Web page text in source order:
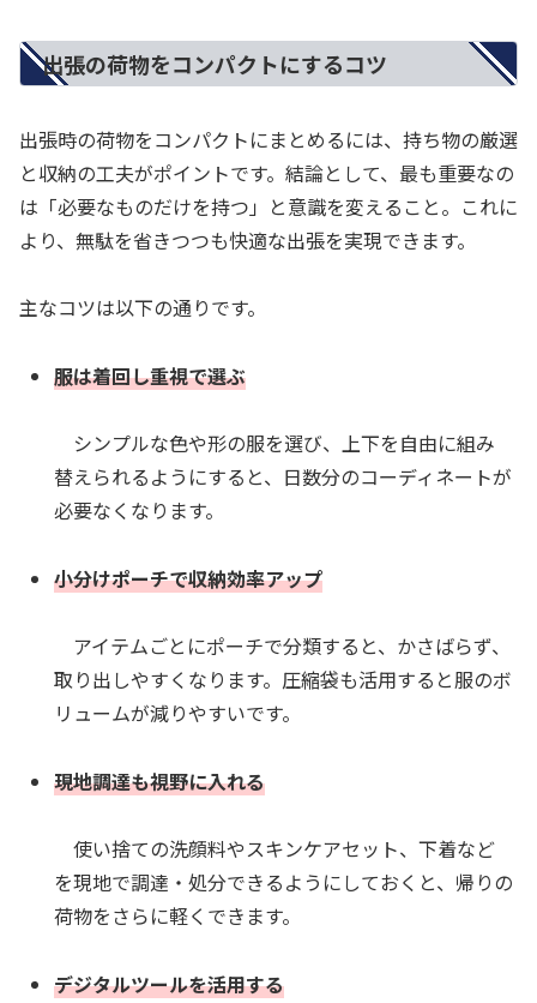
出張の荷物をコンパクトにするコツ
出張時の荷物をコンパクトにまとめるには、持ち物の厳選
と収納の工夫がポイントです。結論として、最も重要なの
は「必要なものだけを持つ」と意識を変えること。これに
より、無駄を省きつつも快適な出張を実現できます。
主なコツは以下の通りです。
服は着回し重視で選ぶ
シンプルな色や形の服を選び、上下を自由に組み
替えられるようにすると、日数分のコーディネートが
必要なくなります。
小分けポーチで収納効率アップ
アイテムごとにポーチで分類すると、かさばらず、
取り出しやすくなります。圧縮袋も活用すると服のボ
リュームが減りやすいです。
現地調達も視野に入れる
使い捨ての洗顔料やスキンケアセット、下着など
を現地で調達・処分できるようにしておくと、帰りの
荷物をさらに軽くできます。
デジタルツールを活用する